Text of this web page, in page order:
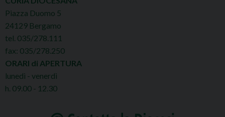
Piazza Duomo 5
24129 Bergamo
tel. 035/278.111
fax: 035/278.250
ORARI di APERTURA
lunedì - venerdì
h. 09.00 - 12.30